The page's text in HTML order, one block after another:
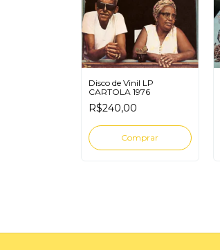
Disco de Vinil LP
CARTOLA 1976
R$240,00